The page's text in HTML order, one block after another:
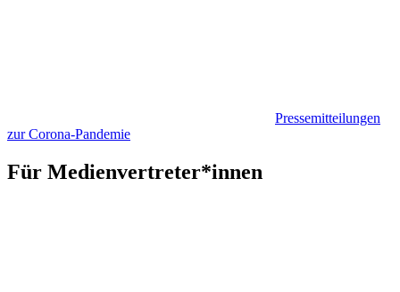
Pressemitteilungen
zur Corona-Pandemie
Für Medienvertreter*innen